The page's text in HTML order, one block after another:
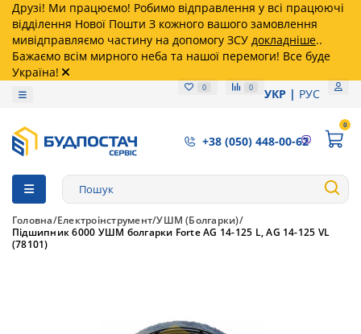
Друзі! Ми працюємо! Робимо відправлення у всі працюючі
відділення Нової Пошти З кожного вашого замовлення
мивідправляємо частину на допомогу ЗСУ докладніше..
Бажаємо всім мирного неба та нашої перемоги! Все буде
Україна!
0 0 УКР РУС
+38 (050) 448-00-62
0
Головна Електроінструмент УШМ (Болгарки)
Підшипник 6000 УШМ болгарки Forte AG 14-125 L, AG 14-125 VL
(78101)